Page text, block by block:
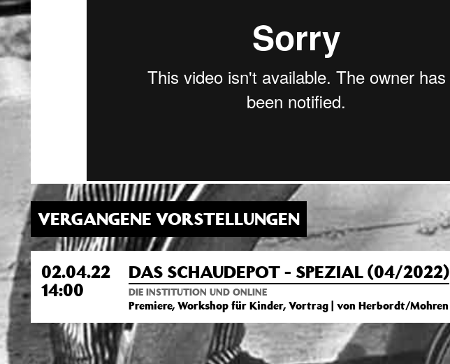
VERGANGENE VORSTELLUNGEN
02.04.22
14:00
DAS SCHAUDEPOT - SPEZIAL (04/2022)
DIE INSTITUTION UND ONLINE
Premiere, Workshop für Kinder, Vortrag | von Herbordt/Mohren